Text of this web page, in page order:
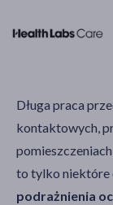
Długa praca
kontaktowych,
to tylko niektóre
podrażnienia